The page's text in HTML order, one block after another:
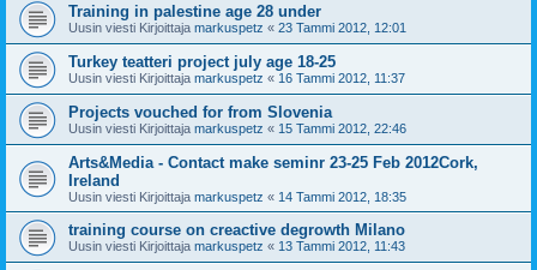
Training in palestine age 28 under
Uusin viesti Kirjoittaja markuspetz « 23 Tammi 2012, 12:01
Turkey teatteri project july age 18-25
Uusin viesti Kirjoittaja markuspetz « 16 Tammi 2012, 11:37
Projects vouched for from Slovenia
Uusin viesti Kirjoittaja markuspetz « 15 Tammi 2012, 22:46
Arts&Media - Contact make seminr 23-25 Feb 2012Cork,
Ireland
Uusin viesti Kirjoittaja markuspetz « 14 Tammi 2012, 18:35
training course on creactive degrowth Milano
Uusin viesti Kirjoittaja markuspetz « 13 Tammi 2012, 11:43